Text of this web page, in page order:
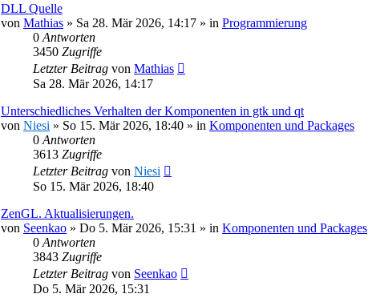
DLL Quelle
von Mathias » Sa 28. Mär 2026, 14:17 » in Programmierung
0 Antworten
3450 Zugriffe
Letzter Beitrag von Mathias
Sa 28. Mär 2026, 14:17
Unterschiedliches Verhalten der Komponenten in gtk und qt
von Niesi » So 15. Mär 2026, 18:40 » in Komponenten und Packages
0 Antworten
3613 Zugriffe
Letzter Beitrag von Niesi
So 15. Mär 2026, 18:40
ZenGL. Aktualisierungen.
von Seenkao » Do 5. Mär 2026, 15:31 » in Komponenten und Packages
0 Antworten
3843 Zugriffe
Letzter Beitrag von Seenkao
Do 5. Mär 2026, 15:31